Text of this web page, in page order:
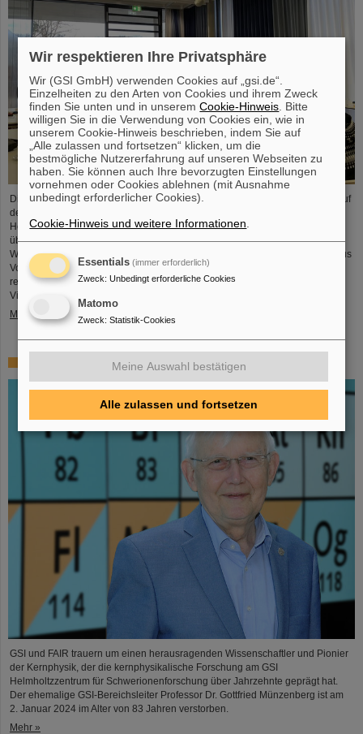
Die HEPTrepreneurs Training School, ein dreitägiger Workshop mit Fokus auf
der Förderung unternehmerischer Fähigkeiten im Bereich der
Hochenergiephysik fand vor Kurzem auf dem GSI/FAIR-Campus statt. Das
übergreifende Thema lautete: „Grundlagen des Unternehmertums – wie die
Wissenschaft die Gesellschaft erreichen kann“. Der Workshop, bestehend aus
Vorträgen und interaktiven Workshop-Formaten, wurde von zwei
renommierten Expert*innen geleitet: Ian Tracey, CEO von Anchored In, und
Viola Hay,…
Mehr »
Trauer um Gottfried Münzenberg
GSI und FAIR trauern um einen herausragenden Wissenschaftler und Pionier
der Kernphysik, der die kernphysikalische Forschung am GSI
Helmholtzzentrum für Schwerionenforschung über Jahrzehnte geprägt hat.
Der ehemalige GSI-Bereichsleiter Professor Dr. Gottfried Münzenberg ist am
2. Januar 2024 im Alter von 83 Jahren verstorben.
Mehr »
Wir respektieren Ihre Privatsphäre
Wir (GSI GmbH) verwenden Cookies auf „gsi.de“.
Einzelheiten zu den Arten von Cookies und ihrem Zweck
finden Sie unten und in unseremCookie-Hinweis . Bitte
willigen Sie in die Verwendung von Cookies ein, wie in
unserem Cookie-Hinweis beschrieben, indem Sie auf
„Alle zulassen und fortsetzen“ klicken, um die
bestmögliche Nutzererfahrung auf unseren Webseiten zu
haben. Sie können auch Ihre bevorzugten Einstellungen
vornehmen oder Cookies ablehnen (mit Ausnahme
unbedingt erforderlicher Cookies).
Cookie-Hinweis und weitere Informationen
Essentials (immer erforderlich)
Zweck: Unbedingt erforderliche Cookies
Matomo
Zweck: Statistik-Cookies
Meine Auswahl bestätigen
Alle zulassen und fortsetzen